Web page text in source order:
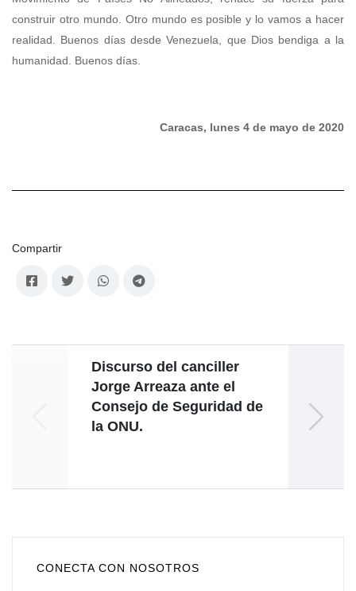
Caracas, lunes 4 de mayo de 2020
Compartir
Discurso del canciller
Jorge Arreaza ante el
Consejo de Seguridad de
la ONU.
CONECTA CON NOSOTROS